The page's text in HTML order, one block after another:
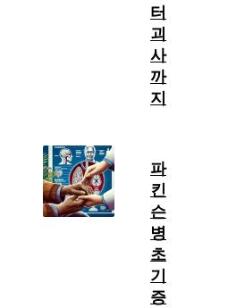
터
괴
사
까
지
파
킨
슨
병
초
기
증